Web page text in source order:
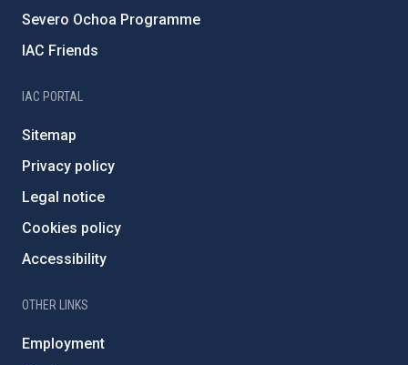
Severo Ochoa Programme
IAC Friends
IAC PORTAL
Sitemap
Privacy policy
Legal notice
Cookies policy
Accessibility
OTHER LINKS
Employment